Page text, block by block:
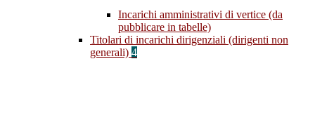
Incarichi amministrativi di vertice (da
pubblicare in tabelle)
Titolari di incarichi dirigenziali (dirigenti non
generali) 4